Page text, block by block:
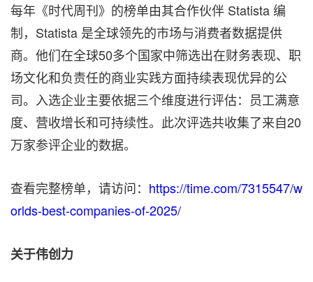
每年《时代周刊》的榜单由其合作伙伴 Statista编
制， Statista 是全球领先的市场与消费者数据提供
商。他们在全球50多个国家中筛选出在财务表现、职
场文化和负责任的商业实践方面持续表现优异的公
司。入选企业主要依据三个维度进行评估：员工满意
度、营收增长和可持续性。此次评选共收集了来自20
万家参评企业的数据。
查看完整榜单，请访问： https://time.com/7315547/w
orlds-best-companies-of-2025/
关于伟创力